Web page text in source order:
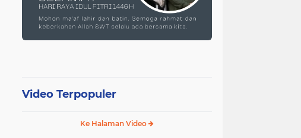
Video Terpopuler
Ke Halaman Video